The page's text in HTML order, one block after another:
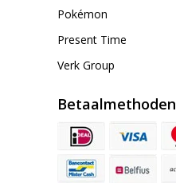
Pokémon
Present Time
Verk Group
Betaalmethoden